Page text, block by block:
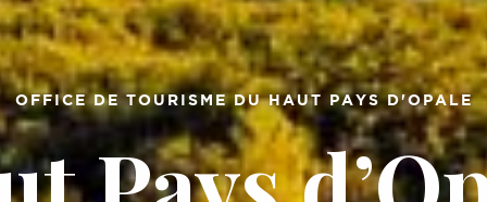
OFFICE DE TOURISME DU HAUT PAYS D'OPALE